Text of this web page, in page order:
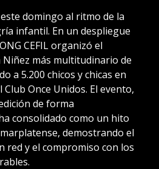
domingo al ritmo de la
infantil. En un despliegue
CEFIL organizó el
Niñez más multitudinario de
a 5.200 chicos y chicas en
Once Unidos. El evento,
de forma
consolidado como un hito
demostrando el
red y el compromiso con los